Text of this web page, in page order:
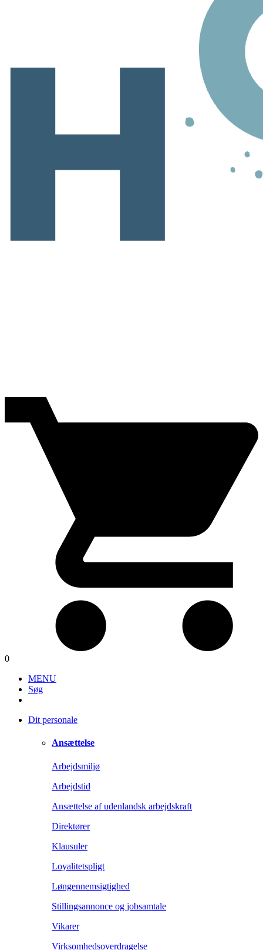
0
MENU
Søg
Dit personale
Ansættelse
Arbejdsmiljø
Arbejdstid
Ansættelse af udenlandsk arbejdskraft
Direktører
Klausuler
Loyalitetspligt
Løngennemsigtighed
Stillingsannonce og jobsamtale
Vikarer
Virksomhedsoverdragelse